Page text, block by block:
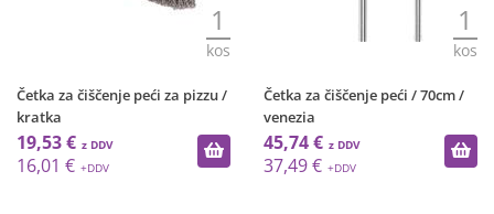
1
kos
Četka za čiščenje peći za pizzu /
kratka
19,53 €
16,01 €
1
kos
Četka za čiščenje peći / 70cm /
venezia
45,74 €
37,49 €